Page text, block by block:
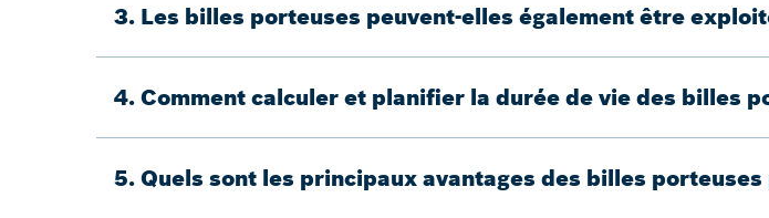
3. Les billes porteuses peuvent-elles également être
4. Comment calculer et planifier la durée de vie des billes
5. Quels sont les principaux avantages des billes